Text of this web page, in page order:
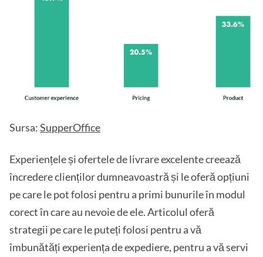
Sursa:SupperOffice
Experiențele și ofertele de livrare excelente creează
încredere clienților dumneavoastră și le oferă opțiuni
pe care le pot folosi pentru a primi bunurile în modul
corect în care au nevoie de ele. Articolul oferă
strategii pe care le puteți folosi pentru a vă
îmbunătăți experiența de expediere, pentru a vă servi